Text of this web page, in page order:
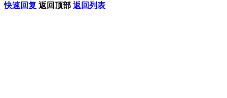
快速回复 返回顶部 返回列表